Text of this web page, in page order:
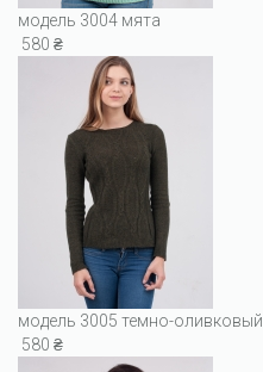
модель 3004 мята
580 ₴
модель 3005 темно-оливковый
580 ₴